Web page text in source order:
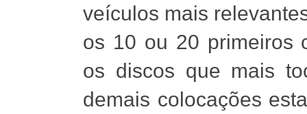
veículos mais
os 10 ou 20 primeiros
os discos que mais
demais colocações